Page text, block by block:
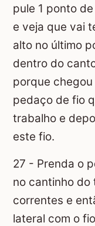
pule 1 ponto
e veja que vai
alto no último
dentro do
porque
pedaço de fio
trabalho e
este fio.
27 - Prenda o
no cantinho do
correntes e
lateral com o